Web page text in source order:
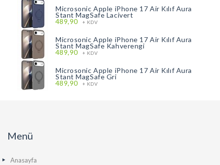
Microsonic Apple iPhone 17 Air Kılıf Aura
Stant MagSafe Lacivert
489,90 + KDV
Microsonic Apple iPhone 17 Air Kılıf Aura
Stant MagSafe Kahverengi
489,90 + KDV
Microsonic Apple iPhone 17 Air Kılıf Aura
Stant MagSafe Gri
489,90 + KDV
Menü
Anasayfa